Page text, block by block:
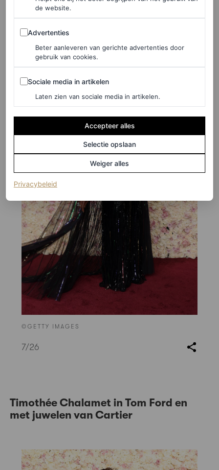
ORLA PENTELOW EN NAOMI PIKE
Viola Davis in Gucci
©GETTY IMAGES
7/26
Timothée Chalamet in Tom Ford en
met juwelen van Cartier
de website.
Advertenties
Advertenties
Beter aanleveren van gerichte advertenties door
gebruik van cookies.
Sociale media in artikelen
Sociale media in artikelen
Laten zien van sociale media in artikelen.
Accepteer alles
Selectie opslaan
Weiger alles
Privacybeleid